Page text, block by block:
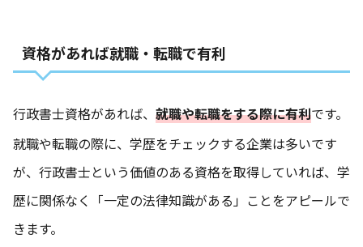
資格があれば就職・転職で有利
行政書士資格があれば、 就職や転職をする際に有利です。
就職や転職の際に、学歴をチェックする企業は多いです
が、行政書士という価値のある資格を取得していれば、学
歴に関係なく「一定の法律知識がある」ことをアピールで
きます。